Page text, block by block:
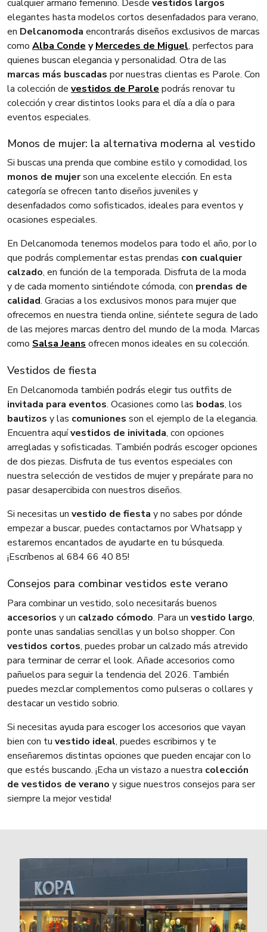
cualquier armario femenino. Desde vestidos largos
elegantes hasta modelos cortos desenfadados para verano,
en Delcanomoda encontrarás diseños exclusivos de marcas
como Alba Conde yMercedes de Miguel, perfectos para
quienes buscan elegancia y personalidad. Otra de las
marcas más buscadas por nuestras clientas es Parole. Con
la colección de vestidos de Parole podrás renovar tu
colección y crear distintos looks para el día a día o para
eventos especiales.
Monos de mujer: la alternativa moderna al vestido
Si buscas una prenda que combine estilo y comodidad, los
monos de mujerson una excelente elección. En esta
categoría se ofrecen tanto diseños juveniles y
desenfadados como sofisticados, ideales para eventos y
ocasiones especiales.
En Delcanomoda tenemos modelos para todo el año, por lo
que podrás complementar estas prendas con cualquier
calzado, en función de la temporada. Disfruta de la moda
y de cada momento sintiéndote cómoda, con prendas de
calidad. Gracias a los exclusivos monos para mujer que
ofrecemos en nuestra tienda online, siéntete segura de lado
de las mejores marcas dentro del mundo de la moda. Marcas
como Salsa Jeans ofrecen monos ideales en su colección.
Vestidos de fiesta
En Delcanomoda también podrás elegir tus outfits de
invitada para eventos. Ocasiones como las bodas, los
bautizos y las comuniones son el ejemplo de la elegancia.
Encuentra aquívestidos de inivitada, con opciones
arregladas y sofisticadas. También podrás escoger opciones
de dos piezas. Disfruta de tus eventos especiales con
nuestra selección de vestidos de mujer y prepárate para no
pasar desapercibida con nuestros diseños.
Si necesitas un vestido de fiesta y no sabes por dónde
empezar a buscar, puedes contactarnos por Whatsapp y
estaremos encantados de ayudarte en tu búsqueda.
¡Escríbenos al 684 66 40 85!
Consejos para combinar vestidos este verano
Para combinar un vestido, solo necesitarás buenos
accesorios y un calzado cómodo. Para un vestido largo,
ponte unas sandalias sencillas y un bolso shopper. Con
vestidos cortos, puedes probar un calzado más atrevido
para terminar de cerrar el look. Añade accesorios como
pañuelos para seguir la tendencia del 2026. También
puedes mezclar complementos como pulseras o collares y
destacar un vestido sobrio.
Si necesitas ayuda para escoger los accesorios que vayan
bien con tu vestido ideal, puedes escribirnos y te
enseñaremos distintas opciones que pueden encajar con lo
que estés buscando. ¡Echa un vistazo a nuestra colección
de vestidos de verano y sigue nuestros consejos para ser
siempre la mejor vestida!